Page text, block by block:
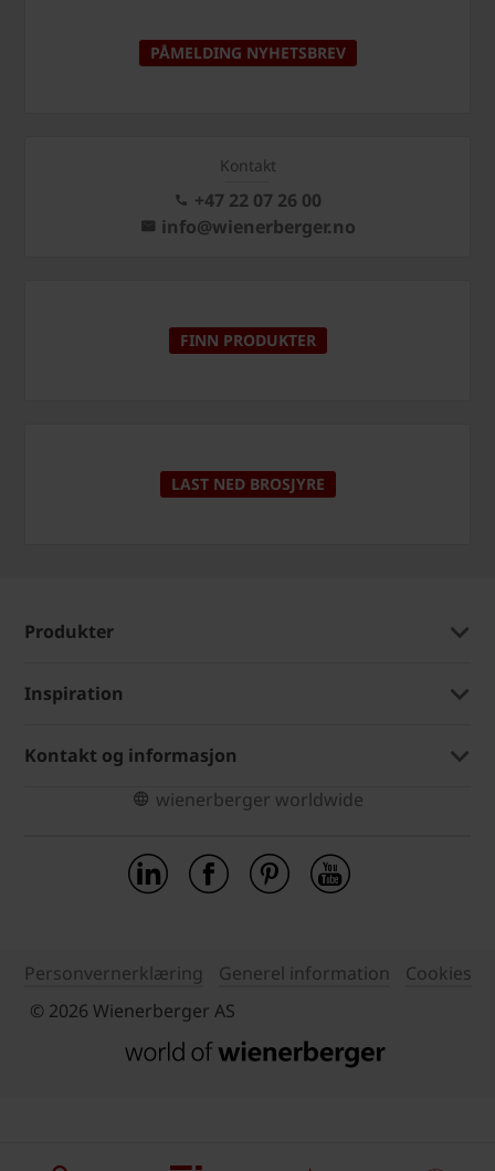
PÅMELDING NYHETSBREV
Kontakt
+47 22 07 26 00
info@wienerberger.no
FINN PRODUKTER
LAST NED BROSJYRE
Produkter
Inspiration
Kontakt og informasjon
wienerberger worldwide
Personvernerklæring Generel information
Cookies
© 2026 Wienerberger AS